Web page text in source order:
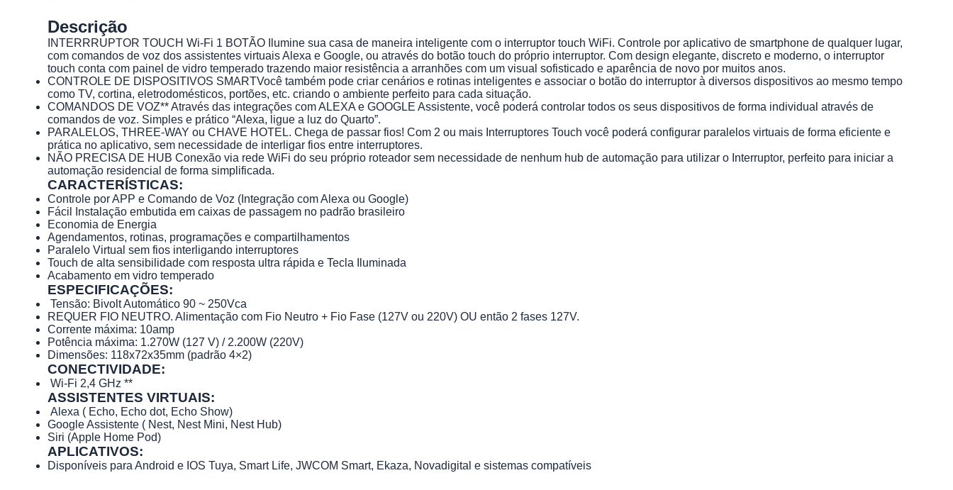
Descrição
INTERRRUPTOR TOUCH Wi-Fi 1 BOTÃO Ilumine sua casa de maneira inteligente com o interruptor touch WiFi. Controle por aplicativo de smartphone de qualquer lugar,
com comandos de voz dos assistentes virtuais Alexa e Google, ou através do botão touch do próprio interruptor. Com design elegante, discreto e moderno, o interruptor
touch conta com painel de vidro temperado trazendo maior resistência a arranhões com um visual sofisticado e aparência de novo por muitos anos.
CONTROLE DE DISPOSITIVOS SMARTVocê também pode criar cenários e rotinas inteligentes e associar o botão do interruptor à diversos dispositivos ao mesmo tempo
como TV, cortina, eletrodomésticos, portões, etc. criando o ambiente perfeito para cada situação.
COMANDOS DE VOZ** Através das integrações com ALEXA e GOOGLE Assistente, você poderá controlar todos os seus dispositivos de forma individual através de
comandos de voz. Simples e prático “Alexa, ligue a luz do Quarto”.
PARALELOS, THREE-WAY ou CHAVE HOTEL. Chega de passar fios! Com 2 ou mais Interruptores Touch você poderá configurar paralelos virtuais de forma eficiente e
prática no aplicativo, sem necessidade de interligar fios entre interruptores.
NÃO PRECISA DE HUB Conexão via rede WiFi do seu próprio roteador sem necessidade de nenhum hub de automação para utilizar o Interruptor, perfeito para iniciar a
automação residencial de forma simplificada.
CARACTERÍSTICAS:
Controle por APP e Comando de Voz (Integração com Alexa ou Google)
Fácil Instalação embutida em caixas de passagem no padrão brasileiro
Economia de Energia
Agendamentos, rotinas, programações e compartilhamentos
Paralelo Virtual sem fios interligando interruptores
Touch de alta sensibilidade com resposta ultra rápida e Tecla Iluminada
Acabamento em vidro temperado
ESPECIFICAÇÕES:
Tensão: Bivolt Automático 90 ~ 250Vca
REQUER FIO NEUTRO. Alimentação com Fio Neutro + Fio Fase (127V ou 220V) OU então 2 fases 127V.
Corrente máxima: 10amp
Potência máxima: 1.270W (127 V) / 2.200W (220V)
Dimensões: 118x72x35mm (padrão 4×2)
CONECTIVIDADE:
Wi-Fi 2,4 GHz **
ASSISTENTES VIRTUAIS:
Alexa ( Echo, Echo dot, Echo Show)
Google Assistente ( Nest, Nest Mini, Nest Hub)
Siri (Apple Home Pod)
APLICATIVOS:
Disponíveis para Android e IOS Tuya, Smart Life, JWCOM Smart, Ekaza, Novadigital e sistemas compatíveis